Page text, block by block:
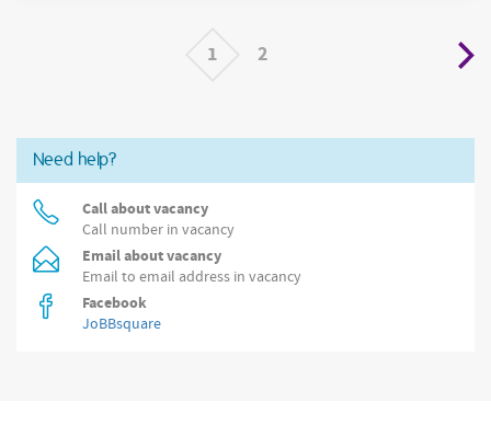
1 2
Need help?
Call about vacancy
Call number in vacancy
Email about vacancy
Email to email address in vacancy
Facebook
JoBBsquare